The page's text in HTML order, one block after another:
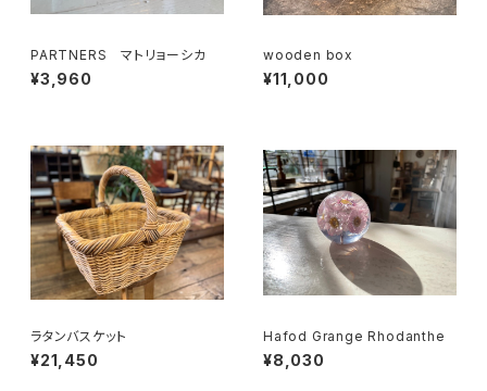
PARTNERS マトリョーシカ
¥3,960
wooden box
¥11,000
ラタンバスケット
¥21,450
Hafod Grange Rhodanthe
¥8,030